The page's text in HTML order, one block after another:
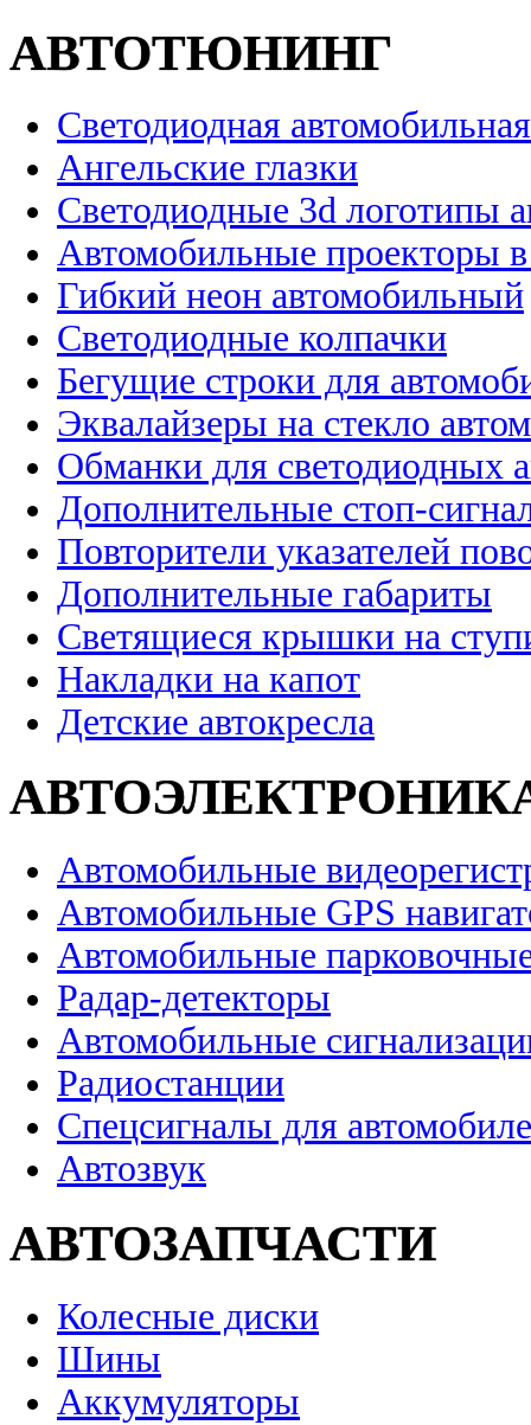
АВТОТЮНИНГ
Светодиодная
Ангельские глазки
Светодиодные 3d логотипы
Автомобильные проекторы
Гибкий неон автомобильный
Светодиодные колпачки
Бегущие строки для
Эквалайзеры на стекло
Обманки для светодиодных
Дополнительные стоп-
Повторители указателей
Дополнительные габариты
Светящиеся крышки на
Накладки на капот
Детские автокресла
Автомобильные
Автомобильные GPS
Автомобильные
Радар-детекторы
Автомобильные
Радиостанции
Спецсигналы для
Автозвук
АВТОЗАПЧАСТИ
Колесные диски
Шины
Аккумуляторы